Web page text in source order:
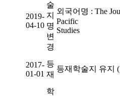
2019-
04-10
술
지
명
변
경
외국어명 : The
Pacific
2017-
01-01
등
재
등재학술지 유지
학